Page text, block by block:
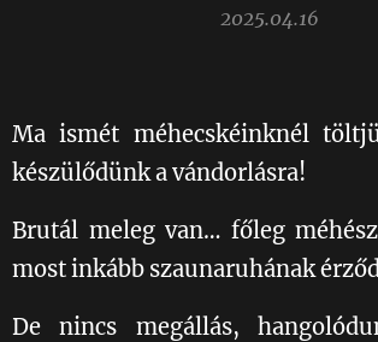
2025.04.16
Ma ismét méhecskéinknél
készülődünk a vándorlásra! 🐝
Brutál meleg van… főleg
most inkább szaunaruhának
De nincs megállás,